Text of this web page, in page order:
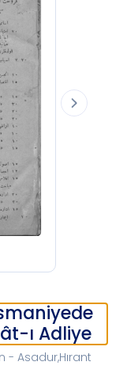
ı Adliye
- Asadur,Hırant